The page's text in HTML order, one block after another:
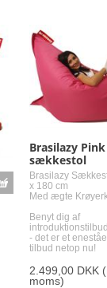
Brasilazy Pink
sækkestol
Brasilazy
x 180 cm
Med ægte
Benyt dig af
- det er et
tilbud netop nu!
2.499,00 DKK
moms)